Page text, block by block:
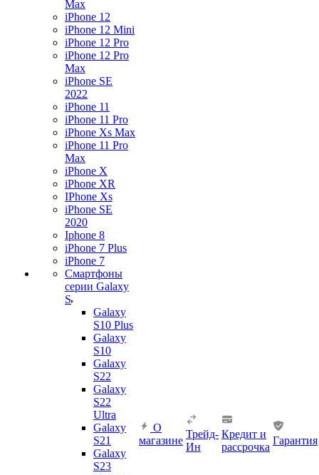
Max
iPhone 12
iPhone 12 Mini
iPhone 12 Pro
iPhone 12 Pro
Max
iPhone SE
2022
iPhone 11
iPhone 11 Pro
iPhone Xs Max
iPhone 11 Pro
Max
iPhone X
iPhone XR
IPhone Xs
iPhone SE
2020
Iphone 8
iPhone 7 Plus
iPhone 7
Смартфоны
серии Galaxy
S
Galaxy
S10 Plus
Galaxy
S10
Galaxy
S22
Galaxy
S22
Ultra
Galaxy
S21
Galaxy
S23
О
магазине
Трейд-
Ин
Кредит и
рассрочка
Гарантия